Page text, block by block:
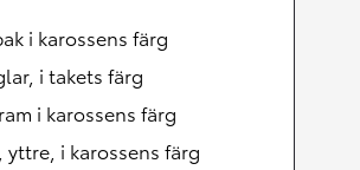
i karossens färg
i takets färg
i karossens färg
i karossens färg